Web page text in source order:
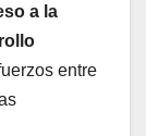
a la
entre